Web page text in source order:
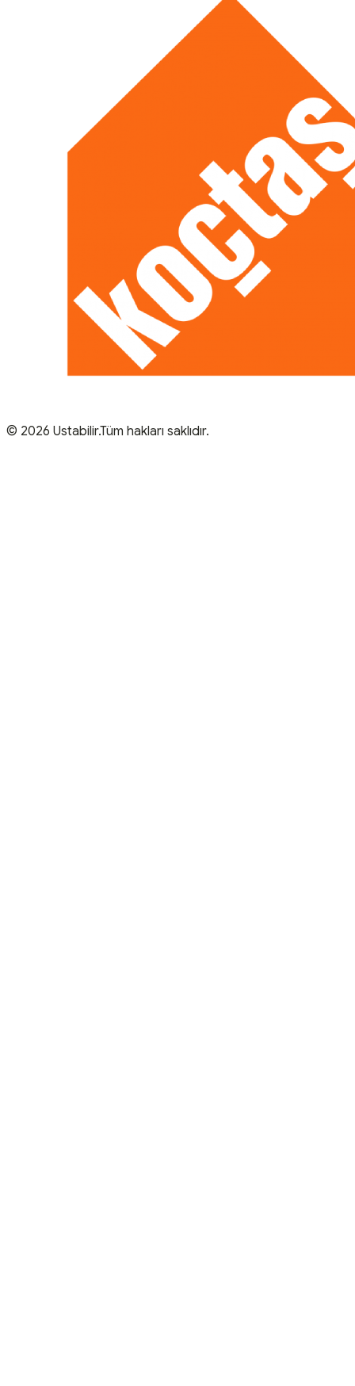
© 2026 Ustabilir.Tüm hakları saklıdır.